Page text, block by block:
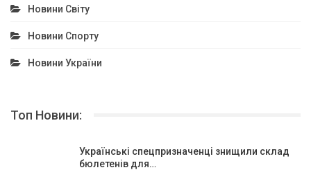
Новини Світу
Новини Спорту
Новини України
Топ Новини:
Українські спецпризначенці знищили склад
бюлетенів для…